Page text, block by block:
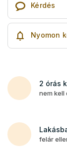
Kérdés
Nyomon
2 órás
nem kell
felár